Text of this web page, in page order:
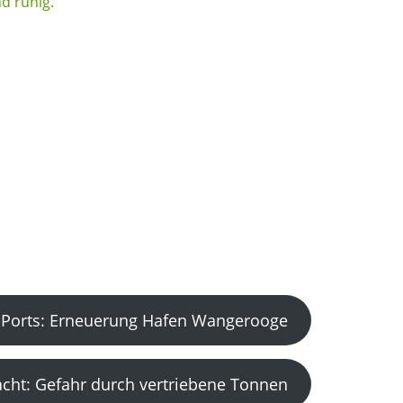
Erneuerung Hafen Wangerooge
Gefahr durch vertriebene Tonnen